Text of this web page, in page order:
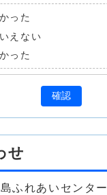
った
えない
った
確認
せ
ふれあいセンター